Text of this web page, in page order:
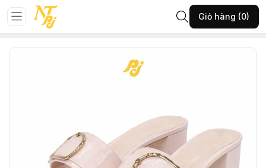
Giỏ hàng (0)
Trang chủ
7-THGHĐ-KEM-35-(10.194GUOC227T1225)